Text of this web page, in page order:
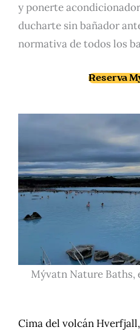
y ponerte
ducharte sin bañador
normativa de todos los
Reserva
Mývatn Nature Baths,
Cima del volcán